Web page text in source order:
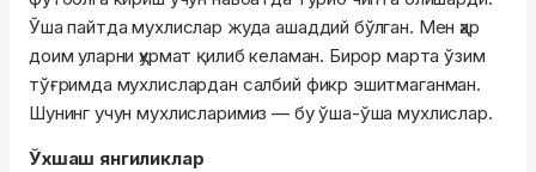
Ўша пайтда мухлислар жуда ашаддий бўлган. Мен ҳар
доим уларни ҳурмат қилиб келаман. Бирор марта ўзим
тўғримда мухлислардан салбий фикр эшитмаганман.
Шунинг учун мухлисларимиз — бу ўша-ўша мухлислар.
Ўхшаш янгиликлар